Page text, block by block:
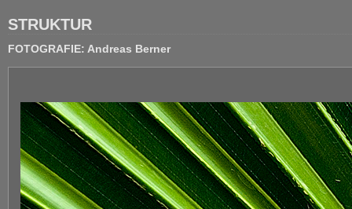
STRUKTUR
FOTOGRAFIE: Andreas Berner